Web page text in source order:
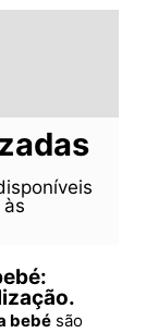
bebé são